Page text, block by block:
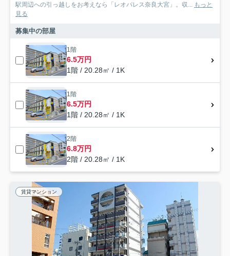
駅周辺への引っ越しをお考えなら「レオパレス奈良大宮」。収... もっと
見る
募集中の部屋
1階
6.5万円
1階 / 20.28㎡ / 1K
1階
6.5万円
1階 / 20.28㎡ / 1K
2階
6.8万円
2階 / 20.28㎡ / 1K
賃貸マンション